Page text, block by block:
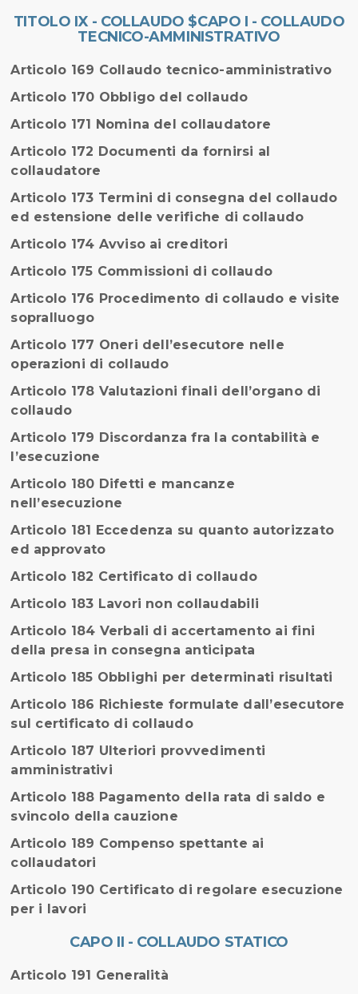
TITOLO IX - COLLAUDO $CAPO I - COLLAUDO
TECNICO-AMMINISTRATIVO
Articolo 169 Collaudo tecnico-amministrativo
Articolo 170 Obbligo del collaudo
Articolo 171 Nomina del collaudatore
Articolo 172 Documenti da fornirsi al
collaudatore
Articolo 173 Termini di consegna del collaudo
ed estensione delle verifiche di collaudo
Articolo 174 Avviso ai creditori
Articolo 175 Commissioni di collaudo
Articolo 176 Procedimento di collaudo e visite
sopralluogo
Articolo 177 Oneri dell’esecutore nelle
operazioni di collaudo
Articolo 178 Valutazioni finali dell’organo di
collaudo
Articolo 179 Discordanza fra la contabilità e
l’esecuzione
Articolo 180 Difetti e mancanze
nell’esecuzione
Articolo 181 Eccedenza su quanto autorizzato
ed approvato
Articolo 182 Certificato di collaudo
Articolo 183 Lavori non collaudabili
Articolo 184 Verbali di accertamento ai fini
della presa in consegna anticipata
Articolo 185 Obblighi per determinati risultati
Articolo 186 Richieste formulate dall’esecutore
sul certificato di collaudo
Articolo 187 Ulteriori provvedimenti
amministrativi
Articolo 188 Pagamento della rata di saldo e
svincolo della cauzione
Articolo 189 Compenso spettante ai
collaudatori
Articolo 190 Certificato di regolare esecuzione
per i lavori
CAPO II - COLLAUDO STATICO
Articolo 191 Generalità